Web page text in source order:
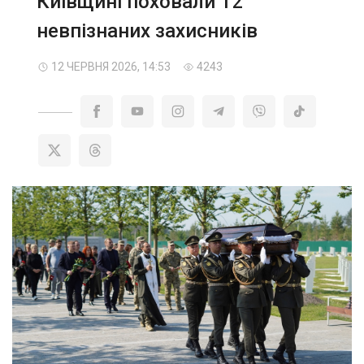
невпізнаних захисників
12 ЧЕРВНЯ 2026, 14:53 4243